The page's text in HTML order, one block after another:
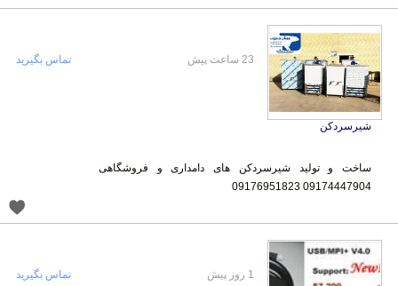
شیرسردکن
ساخت و تولید شیرسردکن های دامداری و فروشگاهی
09174447904 09176951823
23 ساعت پیش تماس بگیرید
1 روز پیش تماس بگیرید